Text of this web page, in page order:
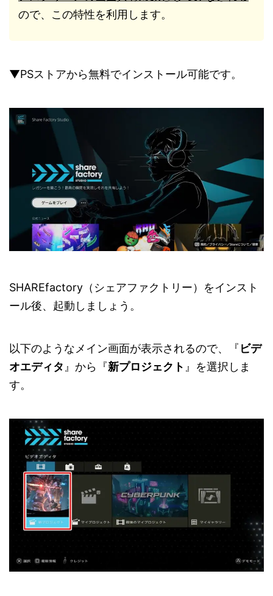
ので、この特性を利用します。
▼PSストアから無料でインストール可能です。
SHAREfactory（シェアファクトリー）をインスト
ール後、起動しましょう。
以下のようなメイン画面が表示されるので、『 ビデ
オエディタ』から『新プロジェクト 』を選択しま
す。